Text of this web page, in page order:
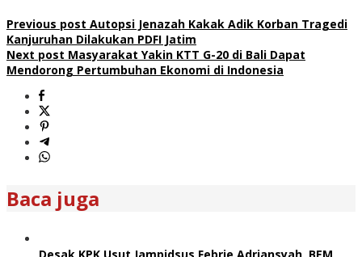
Previous post Autopsi Jenazah Kakak Adik Korban Tragedi
Kanjuruhan Dilakukan PDFI Jatim
Next post Masyarakat Yakin KTT G-20 di Bali Dapat
Mendorong Pertumbuhan Ekonomi di Indonesia
Baca juga